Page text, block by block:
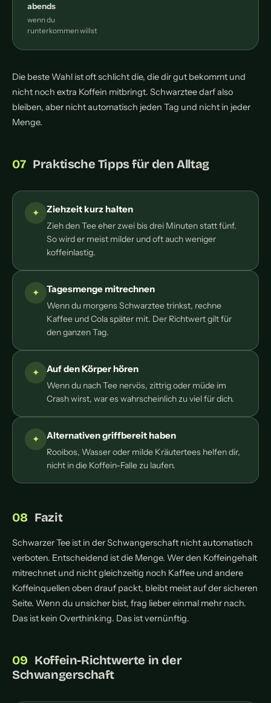
abends
wenn du
runterkommen willst
Die beste Wahl ist oft schlicht die, die dir gut bekommt und
nicht noch extra Koffein mitbringt. Schwarztee darf also
bleiben, aber nicht automatisch jeden Tag und nicht in jeder
Menge.
Praktische Tipps für den Alltag
Ziehzeit kurz halten
Zieh den Tee eher zwei bis drei Minuten statt fünf.
So wird er meist milder und oft auch weniger
koffeinlastig.
Tagesmenge mitrechnen
Wenn du morgens Schwarztee trinkst, rechne
Kaffee und Cola später mit. Der Richtwert gilt für
den ganzen Tag.
Auf den Körper hören
Wenn du nach Tee nervös, zittrig oder müde im
Crash wirst, war es wahrscheinlich zu viel für dich.
Alternativen griffbereit haben
Rooibos, Wasser oder milde Kräutertees helfen dir,
nicht in die Koffein-Falle zu laufen.
Fazit
Schwarzer Tee ist in der Schwangerschaft nicht automatisch
verboten. Entscheidend ist die Menge. Wer den Koffeingehalt
mitrechnet und nicht gleichzeitig noch Kaffee und andere
Koffeinquellen oben drauf packt, bleibt meist auf der sicheren
Seite. Wenn du unsicher bist, frag lieber einmal mehr nach.
Das ist kein Overthinking. Das ist vernünftig.
Koffein-Richtwerte in der
Schwangerschaft